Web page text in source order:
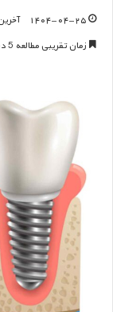
۱۴۰۴-۰۴-۲۵ آخرین
زمان تقریبی مطالعه 5 دقیقه